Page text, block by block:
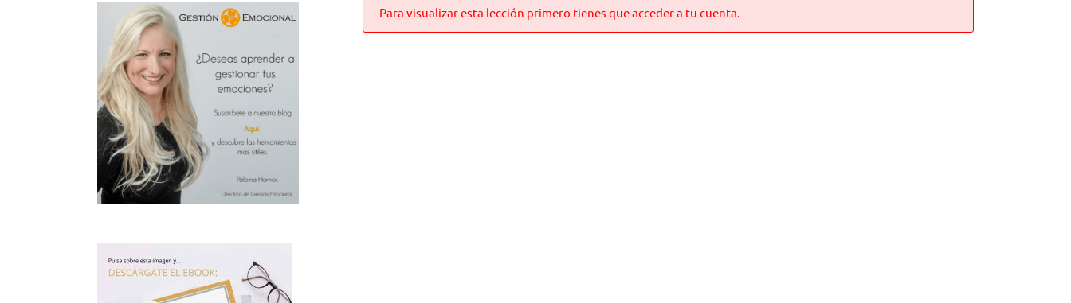
Para visualizar esta lección primero tienes que acceder a tu cuenta.